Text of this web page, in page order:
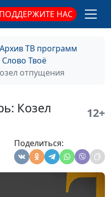
ПОДДЕРЖИТЕ НАС
Архив ТВ программ
Слово Твоё
отпущения
Козел
12+
Поделиться:
Завет
#146